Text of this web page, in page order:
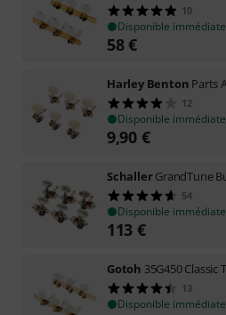
10
Disponible
58€
Harley Benton Parts
12
Disponible
9,90 €
SchallerGrandTune
54
Disponible
113 €
Gotoh 35G450 Classic
13
Disponible